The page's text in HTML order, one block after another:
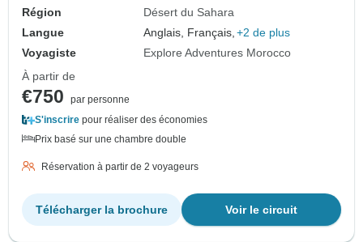
Région
Désert du Sahara
Langue
Anglais, Français, +2 de plus
Voyagiste
Explore Adventures Morocco
À partir de
€750
par personne
S'inscrire pour réaliser des économies
Prix basé sur une chambre double
Réservation à partir de 2 voyageurs
Voir le circuit
Télécharger la brochure